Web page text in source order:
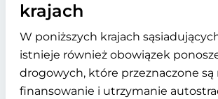
krajach
W poniższych krajach
istnieje również obowiązek
drogowych, które przeznaczone są
finansowanie i utrzymanie